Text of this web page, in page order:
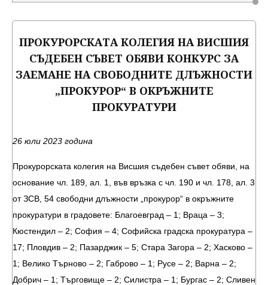
ПРОКУРОРСКАТА КОЛЕГИЯ НА ВИСШИЯ
СЪДЕБЕН СЪВЕТ ОБЯВИ КОНКУРС ЗА
ЗАЕМАНЕ НА СВОБОДНИТЕ ДЛЪЖНОСТИ
„ПРОКУРОР“ В ОКРЪЖНИТЕ
ПРОКУРАТУРИ
26 юли 2023 година
Прокурорската колегия на Висшия съдебен съвет обяви, на
основание чл. 189, ал. 1, във връзка с чл. 190 и чл. 178, ал. 3
от ЗСВ, 54 свободни длъжности „прокурор“ в окръжните
прокуратури в градовете: Благоевград – 1; Враца – 3;
Кюстендил – 2; София – 4; Софийска градска прокуратура –
17; Пловдив – 2; Пазарджик – 5; Стара Загора – 2; Хасково –
1; Велико Търново – 2; Габрово – 1; Русе – 2; Варна – 2;
Добрич – 1; Търговище – 2; Силистра – 1; Бургас – 2; Сливен